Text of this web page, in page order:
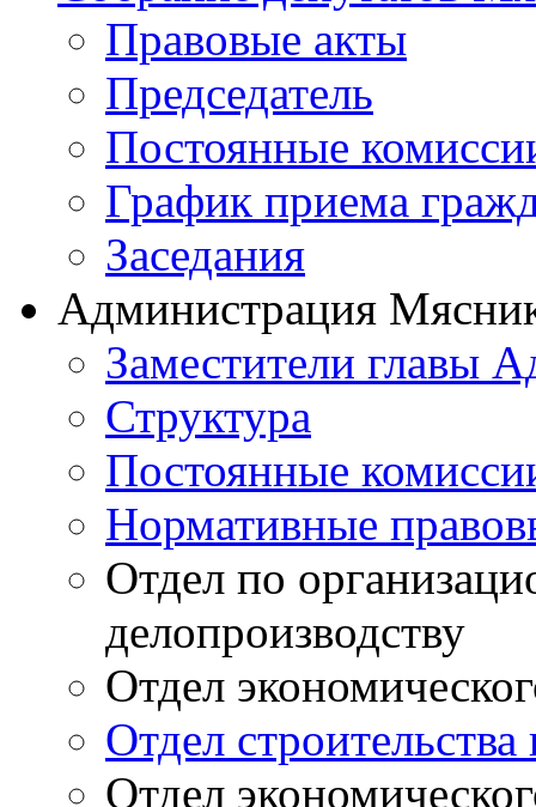
Правовые акты
Председатель
Постоянные
График приема
Заседания
Администрация
Заместители главы
Структура
Постоянные
Нормативные
Отдел по
делопроизводству
Отдел
Отдел
Отдел